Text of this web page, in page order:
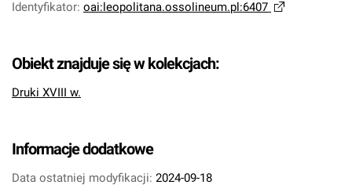
Identyfikator: oai:leopolitana.ossolineum.pl:6407
Obiekt znajduje się w kolekcjach:
Druki XVIII w.
Informacje dodatkowe
Data ostatniej modyfikacji: 2024-09-18